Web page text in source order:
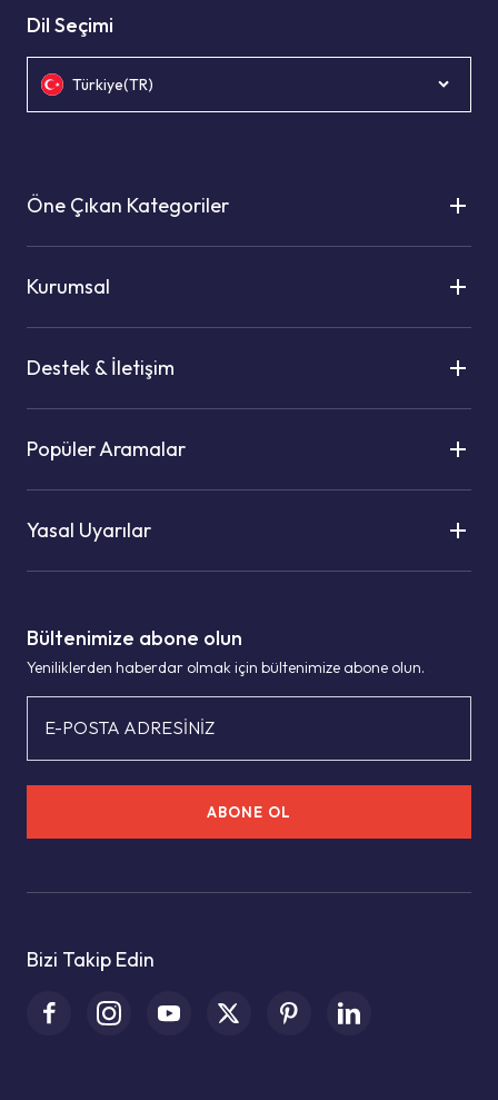
Bültenimize abone olun
Yeniliklerden haberdar olmak için bültenimize abone olun.
E-POSTA ADRESİNİZ
ABONE OL
Bizi Takip Edin
Dil Seçimi
Türkiye(TR)
Öne Çıkan Kategoriler
Kurumsal
Destek & İletişim
Popüler Aramalar
Yasal Uyarılar